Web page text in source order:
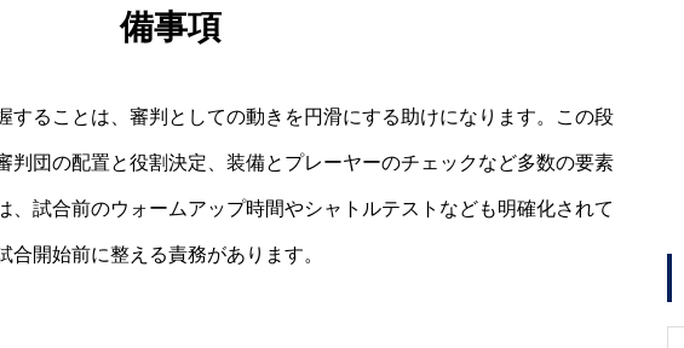
備事項
することは、審判としての動きを円滑にする助けになります。この段
判団の配置と役割決定、装備とプレーヤーのチェックなど多数の要素
、試合前のウォームアップ時間やシャトルテストなども明確化されて
開始前に整える責務があります。